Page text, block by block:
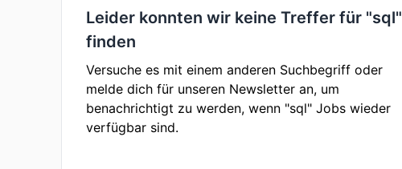
Leider konnten wir keine Treffer für "sql"
finden
Versuche es mit einem anderen Suchbegriff oder
melde dich für unseren Newsletter an, um
benachrichtigt zu werden, wenn "sql" Jobs wieder
verfügbar sind.